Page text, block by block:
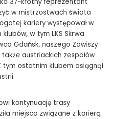
37-krotny reprezentant
w mistrzostwach świata
kariery występował w
w tym LKS Skrwa
Gdańsk, naszego Zawiszy
austriackich zespołów
tym ostatnim klubem osiągnął
kontynuację trasy
miejsca związane z karierą